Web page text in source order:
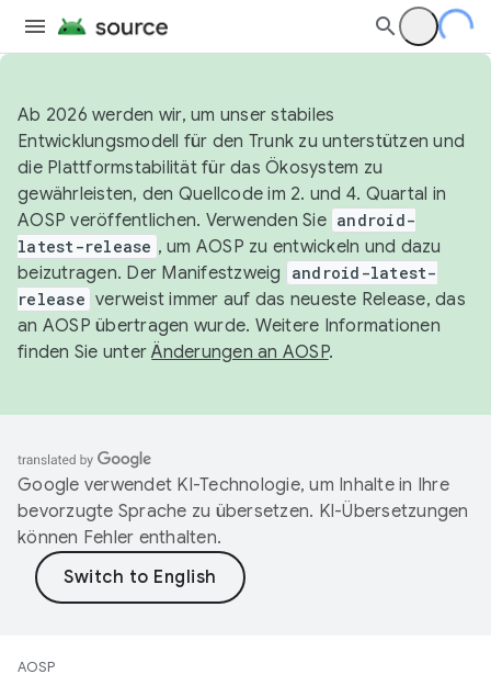
Ab 2026 werden wir, um unser stabiles
Entwicklungsmodell für den Trunk zu unterstützen und
die Plattformstabilität für das Ökosystem zu
gewährleisten, den Quellcode im 2. und 4. Quartal in
AOSP veröffentlichen. Verwenden Sie android-
latest-release , um AOSP zu entwickeln und dazu
beizutragen. Der Manifestzweig
android-latest-
release verweist immer auf das neueste Release, das
an AOSP übertragen wurde. Weitere Informationen
finden Sie unterÄnderungen an AOSP.
Google verwendet KI-Technologie, um Inhalte in Ihre
bevorzugte Sprache zu übersetzen. KI-Übersetzungen
können Fehler enthalten.
AOSP